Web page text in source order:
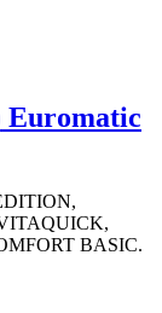
Euromatic
BASIC.